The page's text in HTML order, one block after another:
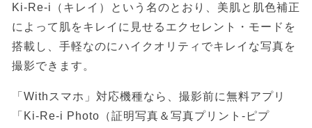
Ki-Re-i（キレイ）という名のとおり、美肌と肌色補正
によって肌をキレイに見せるエクセレント・モードを
搭載し、手軽なのにハイクオリティでキレイな写真を
撮影できます。
「Withスマホ」対応機種なら、撮影前に無料アプリ
「Ki-Re-i Photo（証明写真＆写真プリント-ピプ